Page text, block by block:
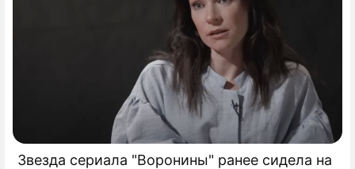
Звезда сериала "Воронины" ранее сидела на